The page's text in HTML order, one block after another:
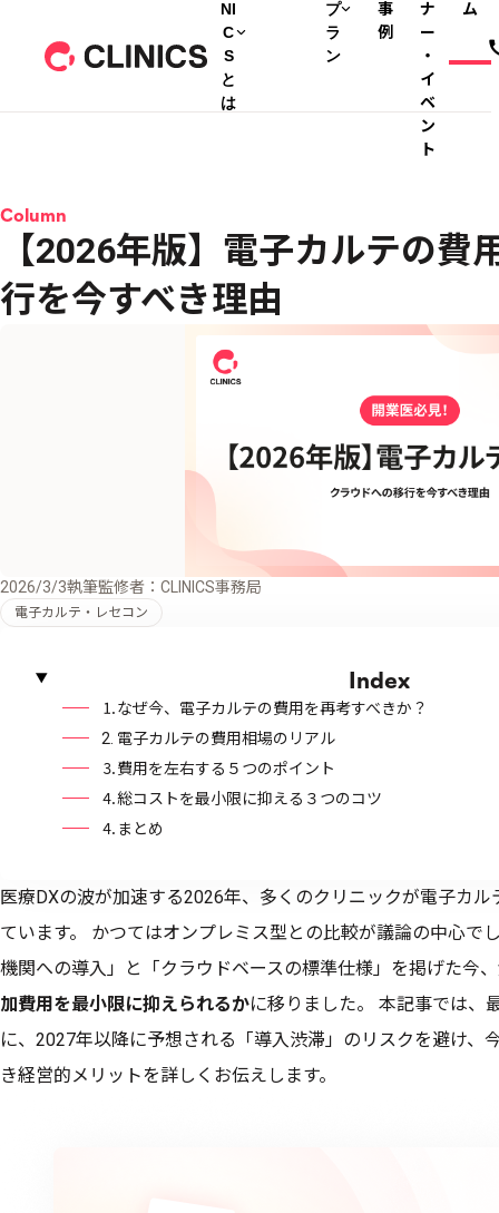
NI
C
S
と
は
プ
ラ
ン
事
例
ナ
ー
・
イ
ベ
ン
ト
ム
Column
【2026年版】電子カルテの費
行を今すべき理由
2026/3/3執筆監修者：CLINICS事務局
電子カルテ・レセコン
Index
⒈なぜ今、電子カルテの費用を再考すべきか？
2. 電子カルテの費用相場のリアル
⒊費用を左右する５つのポイント
⒋総コストを最小限に抑える３つのコツ
⒋まとめ
医療DXの波が加速する2026年、多くのクリニックが電子カ
ています。 かつてはオンプレミス型との比較が議論の中心で
機関への導入」と「クラウドベースの標準仕様」を掲げた今
加費用を最小限に抑えられるかに移りました。 本記事では、
に、2027年以降に予想される「導入渋滞」のリスクを避け、
き経営的メリットを詳しくお伝えします。